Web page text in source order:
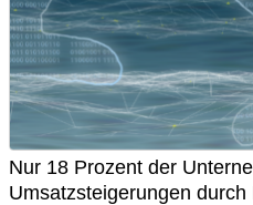
Nur 18 Prozent der
Umsatzsteigerungen durch